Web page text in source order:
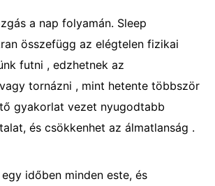
a nap folyamán. Sleep
összefügg az elégtelen fizikai
futni , edzhetnek az
tornázni , mint hetente többször
gyakorlat vezet nyugodtabb
és csökkenhet az álmatlanság .
időben minden este, és